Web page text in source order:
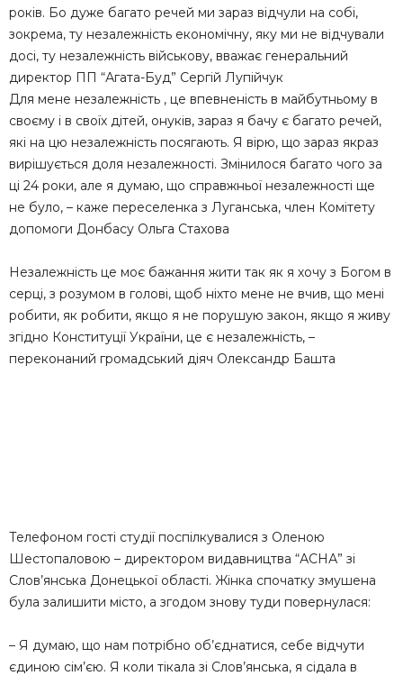
років. Бо дуже багато речей ми зараз відчули на собі,
зокрема, ту незалежність економічну, яку ми не відчували
досі, ту незалежність військову, вважає генеральний
директор ПП “Агата-Буд” Сергій Лупійчук
Для мене незалежність , це впевненість в майбутньому в
своєму і в своїх дітей, онуків, зараз я бачу є багато речей,
які на цю незалежність посягають. Я вірю, що зараз якраз
вирішується доля незалежності. Змінилося багато чого за
ці 24 роки, але я думаю, що справжньої незалежності ще
не було, – каже переселенка з Луганська, член Комітету
допомоги Донбасу Ольга Стахова
Незалежність це моє бажання жити так як я хочу з Богом в
серці, з розумом в голові, щоб ніхто мене не вчив, що мені
робити, як робити, якщо я не порушую закон, якщо я живу
згідно Конституції України, це є незалежність, –
переконаний громадський діяч Олександр Башта
Телефоном гості студії поспілкувалися з Оленою
Шестопаловою – директором видавництва “АСНА” зі
Слов’янська Донецької області. Жінка спочатку змушена
була залишити місто, а згодом знову туди повернулася:
– Я думаю, що нам потрібно об’єднатися, себе відчути
єдиною сім’єю. Я коли тікала зі Слов’янська, я сідала в